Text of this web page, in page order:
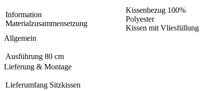
Information
Materialzusammensetzung
Kissenbezug 100%
Polyester
Kissen mit Vliesfüllung
Allgemein
Ausführung 80 cm
Lieferung & Montage
Lieferumfang Sitzkissen